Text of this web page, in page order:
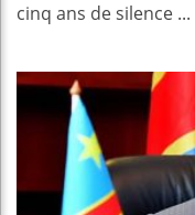
cinq ans de silence ...